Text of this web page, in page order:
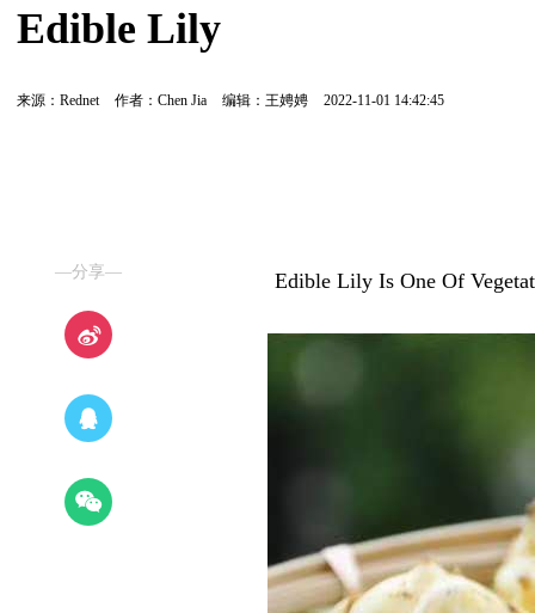
Edible Lily
来源：Rednet 作者：Chen Jia 编辑：王娉娉 2022-11-01 14:42:45
—分享— Edible Lily Is One Of